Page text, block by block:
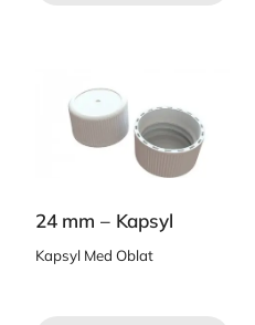
24 mm – Kapsyl
Kapsyl Med Oblat